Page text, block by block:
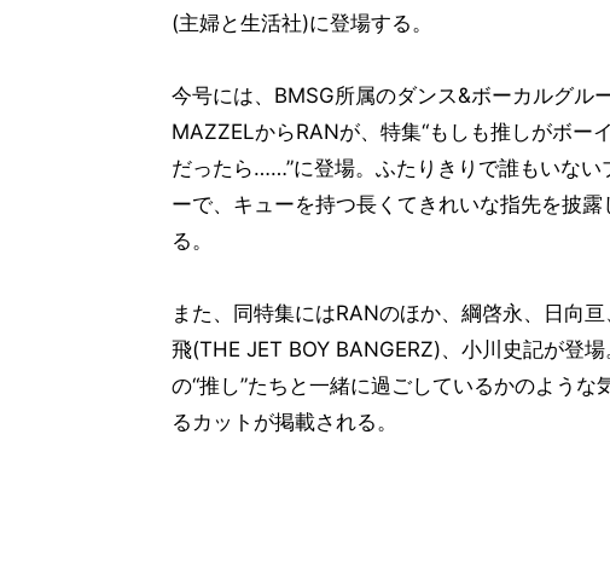
(主婦と生活社)に登場する。
今号には、BMSG所属のダンス&ボーカルグル
MAZZELからRANが、特集“もしも推しがボー
だったら……”に登場。ふたりきりで誰もいない
ーで、キューを持つ長くてきれいな指先を披露
る。
また、同特集にはRANのほか、綱啓永、日向
飛(THE JET BOY BANGERZ)、小川史記が登場
の“推し”たちと一緒に過ごしているかのような
るカットが掲載される。